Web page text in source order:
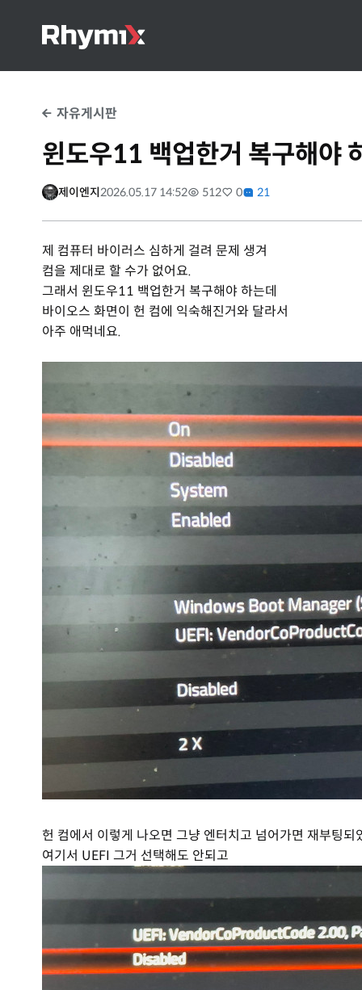
자유게시판
윈도우11 백업한거 복구해야
제이엔지2026.05.17 14:52 512 0 21
제 컴퓨터 바이러스 심하게 걸려 문제 생겨
컴을 제대로 할 수가 없어요.
그래서 윈도우11 백업한거 복구해야 하는데
바이오스 화면이 헌 컴에 익숙해진거와 달라서
아주 애먹네요.
헌 컴에서 이렇게 나오면 그냥 엔터치고 넘어가면 재부팅되
여기서 UEFI 그거 선택해도 안되고